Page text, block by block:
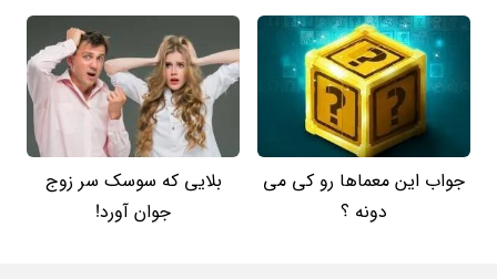
جواب این معماها رو کی می
دونه ؟
بلایی که سوسک سر زوج
جوان آورد!